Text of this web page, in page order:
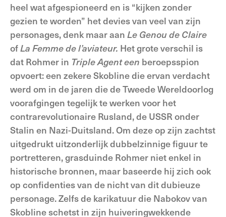
heel wat afgespioneerd en is “kijken zonder
gezien te worden” het devies van veel van zijn
personages, denk maar aan Le Genou de Claire
ofLa Femme de l’aviateur. Het grote verschil is
dat Rohmer in Triple Agent een beroepsspion
opvoert: een zekere Skobline die ervan verdacht
werd om in de jaren die de Tweede Wereldoorlog
voorafgingen tegelijk te werken voor het
contrarevolutionaire Rusland, de USSR onder
Stalin en Nazi-Duitsland. Om deze op zijn zachtst
uitgedrukt uitzonderlijk dubbelzinnige figuur te
portretteren, grasduinde Rohmer niet enkel in
historische bronnen, maar baseerde hij zich ook
op confidenties van de nicht van dit dubieuze
personage. Zelfs de karikatuur die Nabokov van
Skobline schetst in zijn huiveringwekkende